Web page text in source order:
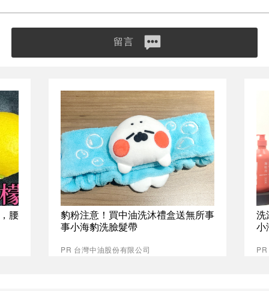
留言
腰
豹粉注意！買中油洗沐禮盒送無所事
事小海豹洗臉髮帶
PR 台灣中油股份有限公司
洗
小